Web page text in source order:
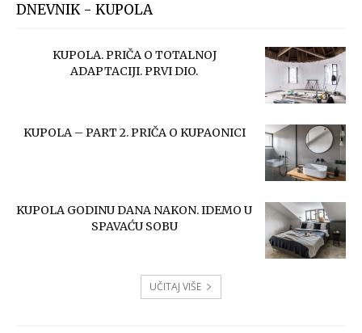
DNEVNIK - KUPOLA
KUPOLA. PRIČA O TOTALNOJ
ADAPTACIJI. PRVI DIO.
KUPOLA – PART 2. PRIČA O KUPAONICI
KUPOLA GODINU DANA NAKON. IDEMO U
SPAVAĆU SOBU
UČITAJ VIŠE